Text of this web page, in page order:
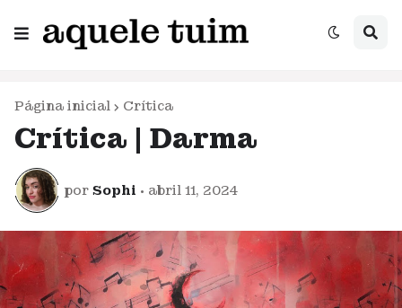
Página inicial Crítica
Crítica | Darma
por Sophi • abril 11, 2024